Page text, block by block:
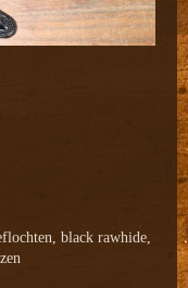
black rawhide,